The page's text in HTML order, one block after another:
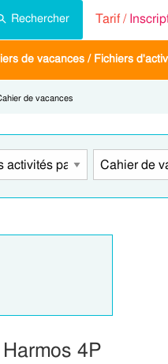
Rechercher Tarif /
de vacances / Fichiers
de vacances
4P